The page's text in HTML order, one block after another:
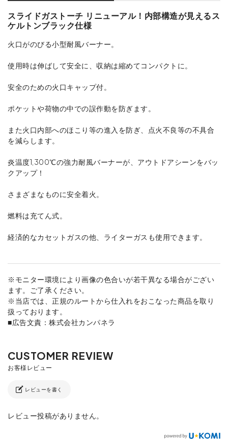
スライドガストーチ リニューアル！内部構造が見えるス
ケルトンブラック仕様
火口がのびる小型耐風バーナー。
使用時は伸ばして安全に、収納は縮めてコンパクトに。
安全のための火口キャップ付。
ポケットや荷物の中での誤作動を防ぎます。
また火口内部へのほこり等の進入を防ぎ、点火不良等の不具合
を減らします。
炎温度1,300℃の強力耐風バーナーが、アウトドアシーンをバッ
クアップ！
さまざまなものに安全着火。
燃料は充てん式。
経済的なカセットガスの他、ライターガスも使用できます。
※モニター環境により画像の色合いが若干異なる場合がござい
ます。ご了承ください。
※当店では、正規のルートから仕入れをおこなった商品を取り
扱っております。
■広告文責：株式会社カンパネラ
レビューを書く
レビュー投稿がありません。